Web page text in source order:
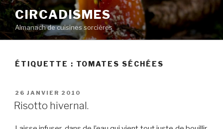
Aller
au
contenu
principal
CIRCADISMES
Almanach de cuisines sorcières
ÉTIQUETTE : TOMATES SÉCHÉES
PUBLIÉ
LE
26 JANVIER 2010
Risotto hivernal.